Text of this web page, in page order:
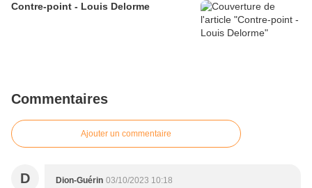
Contre-point - Louis Delorme
Commentaires
Ajouter un commentaire
D Dion-Guérin 03/10/2023 10:18